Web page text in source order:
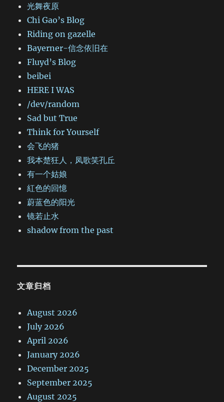
光舞夜原
Chi Gao’s Blog
Riding on gazelle
Bayerner-信念依旧在
Fluyd’s Blog
beibei
HERE I WAS
/dev/random
Sad but True
Think for Yourself
会飞的猪
我本楚狂人，凤歌笑孔丘
有一个姑娘
紅色的回憶
蔚蓝色的阳光
镜若止水
shadow from the past
文章归档
August 2026
July 2026
April 2026
January 2026
December 2025
September 2025
August 2025